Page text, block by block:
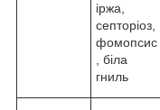
іржа,
септоріоз,
фомопсис
, біла
гниль